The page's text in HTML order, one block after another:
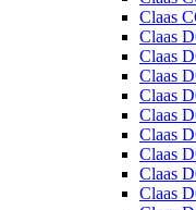
Claas
Claas
Claas
Claas
Claas
Claas
Claas
Claas
Claas
Claas